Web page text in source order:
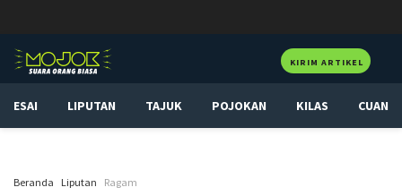
KIRIM ARTIKEL
ESAI LIPUTAN TAJUK POJOKAN KILAS CUAN
Beranda Liputan Ragam